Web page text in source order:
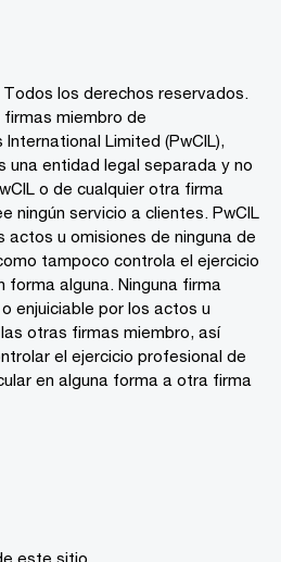
Todos los derechos reservados.
miembro de
Limited (PwCIL),
una entidad legal separada y no
o de cualquier otra firma
ningún servicio a clientes. PwCIL
actos u omisiones de ninguna de
tampoco controla el ejercicio
forma alguna. Ninguna firma
enjuiciable por los actos u
otras firmas miembro, así
el ejercicio profesional de
en alguna forma a otra firma
este sitio